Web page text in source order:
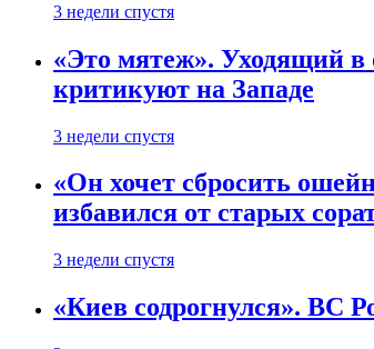
3 недели спустя
«Это мятеж». Уходящий в
критикуют на Западе
3 недели спустя
«Он хочет сбросить
избавился от старых
3 недели спустя
«Киев содрогнулся». ВС